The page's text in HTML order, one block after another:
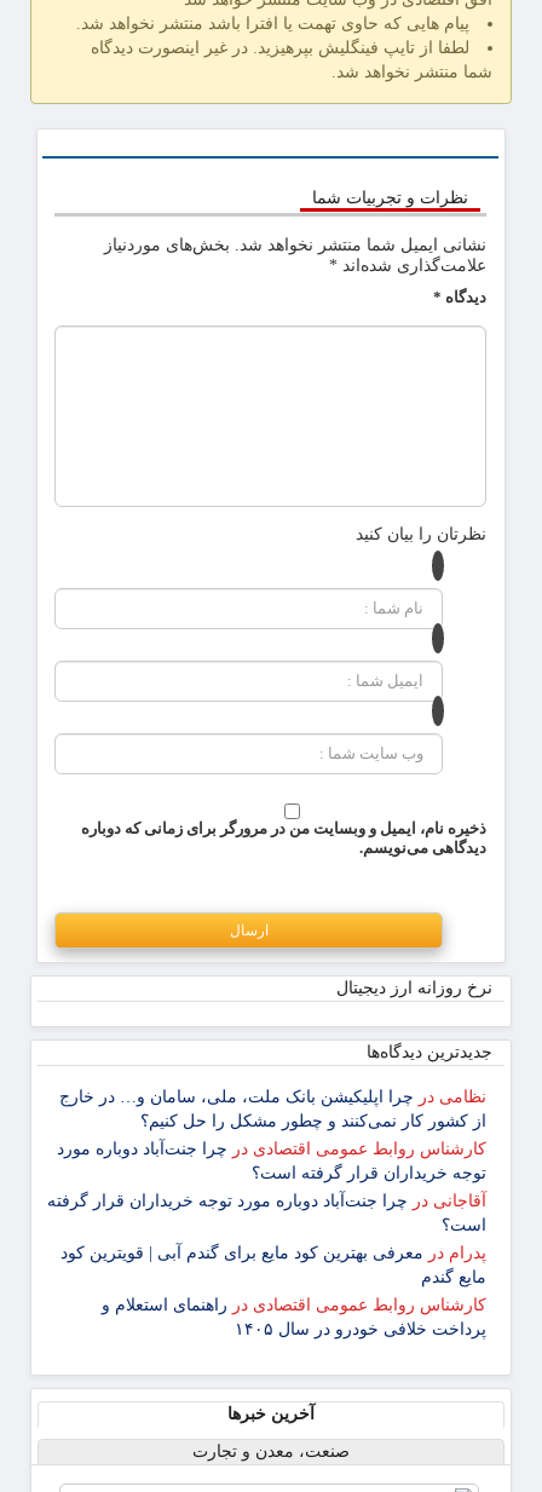
پیام هایی که حاوی تهمت یا افترا باشد منتشر نخواهد شد.
لطفا از تایپ فینگلیش بپرهیزید. در غیر اینصورت دیدگاه
شما منتشر نخواهد شد.
نظرات و تجربیات شما
نشانی ایمیل شما منتشر نخواهد شد. بخش‌های موردنیاز
علامت‌گذاری شده‌اند *
دیدگاه *
نظرتان را بیان کنید
ذخیره نام، ایمیل و وبسایت من در مرورگر برای زمانی که دوباره
دیدگاهی می‌نویسم.
نرخ روزانه ارز دیجیتال
جدیدترین دیدگاه‌‌ها
نظامی در چرا اپلیکیشن بانک ملت، ملی، سامان و… در خارج
از کشور کار نمی‌کنند و چطور مشکل را حل کنیم؟
کارشناس روابط عمومی اقتصادی در چرا جنت‌آباد دوباره مورد
توجه خریداران قرار گرفته است؟
آقاجانی در چرا جنت‌آباد دوباره مورد توجه خریداران قرار گرفته
است؟
پدرام در معرفی بهترین کود مایع برای گندم آبی | قویترین کود
مایع گندم
کارشناس روابط عمومی اقتصادی در راهنمای استعلام و
پرداخت خلافی خودرو در سال ۱۴۰۵
آخرین خبرها
صنعت، معدن و تجارت